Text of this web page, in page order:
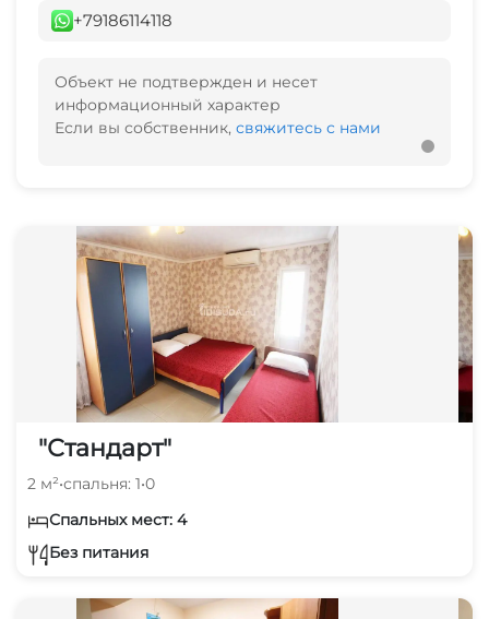
+79186114118
Объект не подтвержден и несет
информационный характер
Если вы собственник, свяжитесь с нами
"Стандарт"
2 м²•спальня: 1•0
Спальных мест: 4
Без питания